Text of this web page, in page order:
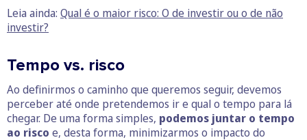
Leia ainda: Qual é o maior risco: O de investir ou o de não
investir?
Tempo vs. risco
Ao definirmos o caminho que queremos seguir, devemos
perceber até onde pretendemos ir e qual o tempo para lá
chegar. De uma forma simples, podemos juntar o tempo
ao risco e, desta forma, minimizarmos o impacto do